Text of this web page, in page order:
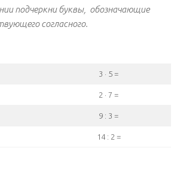
подчеркни буквы, обозначающие
согласного.
3 · 5 =
2 · 7 =
9 : 3 =
14 : 2 =